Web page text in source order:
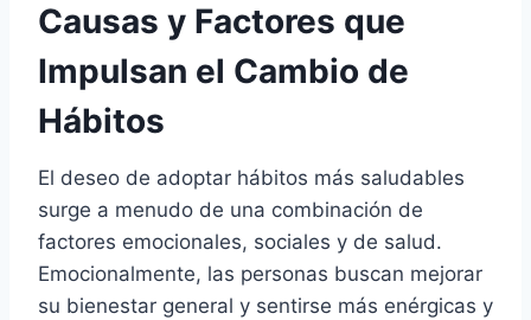
Causas y Factores que
Impulsan el Cambio de
Hábitos
El deseo de adoptar hábitos más saludables
surge a menudo de una combinación de
factores emocionales, sociales y de salud.
Emocionalmente, las personas buscan mejorar
su bienestar general y sentirse más enérgicas y